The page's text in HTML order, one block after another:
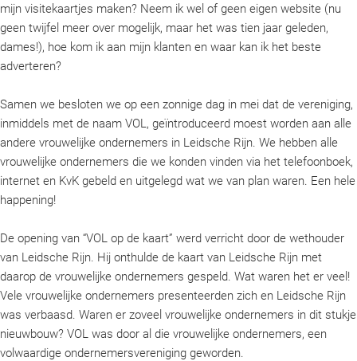
mijn visitekaartjes maken? Neem ik wel of geen eigen website (nu
geen twijfel meer over mogelijk, maar het was tien jaar geleden,
dames!), hoe kom ik aan mijn klanten en waar kan ik het beste
adverteren?
Samen we besloten we op een zonnige dag in mei dat de vereniging,
inmiddels met de naam VOL, geïntroduceerd moest worden aan alle
andere vrouwelijke ondernemers in Leidsche Rijn. We hebben alle
vrouwelijke ondernemers die we konden vinden via het telefoonboek,
internet en KvK gebeld en uitgelegd wat we van plan waren. Een hele
happening!
De opening van “VOL op de kaart” werd verricht door de wethouder
van Leidsche Rijn. Hij onthulde de kaart van Leidsche Rijn met
daarop de vrouwelijke ondernemers gespeld. Wat waren het er veel!
Vele vrouwelijke ondernemers presenteerden zich en Leidsche Rijn
was verbaasd. Waren er zoveel vrouwelijke ondernemers in dit stukje
nieuwbouw? VOL was door al die vrouwelijke ondernemers, een
volwaardige ondernemersvereniging geworden.